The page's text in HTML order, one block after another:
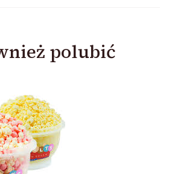
polubić